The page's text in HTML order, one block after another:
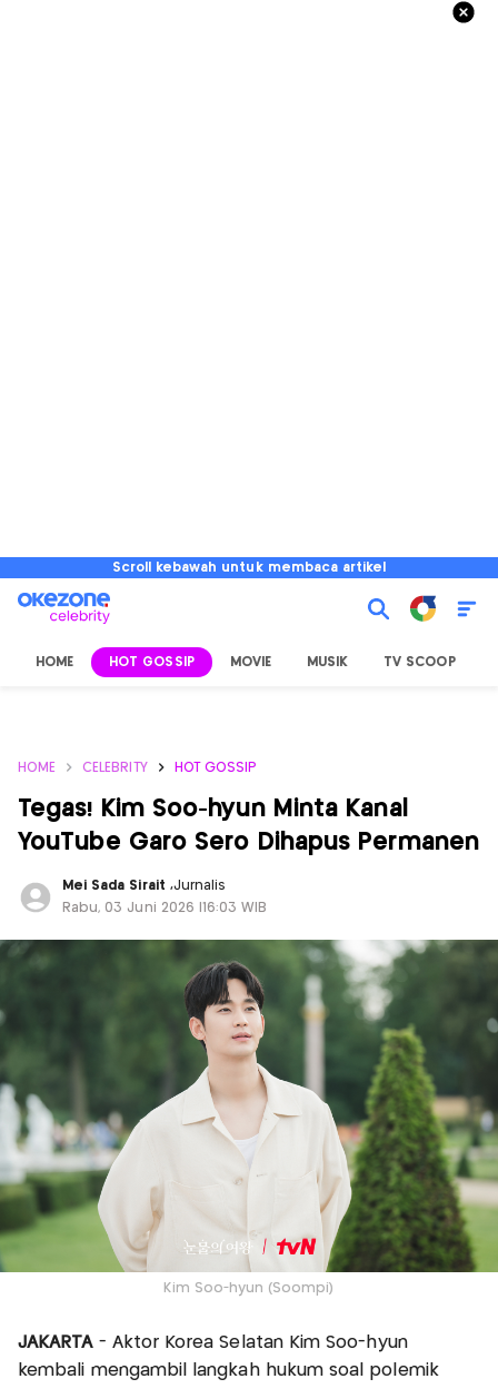
Scroll kebawah untuk membaca artikel
HOME HOT GOSSIP MOVIE MUSIK TV SCOOP
HOME CELEBRITY HOT GOSSIP
Tegas! Kim Soo-hyun Minta Kanal
YouTube Garo Sero Dihapus Permanen
Mei Sada Sirait ,Jurnalis
Rabu, 03 Juni 2026 |16:03 WIB
Kim Soo-hyun (Soompi)
JAKARTA- Aktor Korea Selatan Kim Soo-hyun
kembali mengambil langkah hukum soal polemik